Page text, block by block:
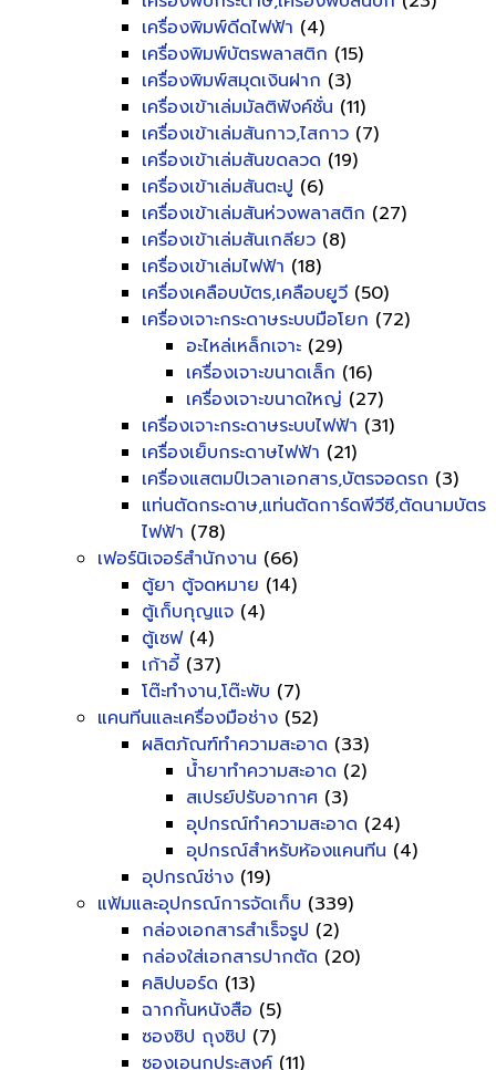
เครื่องพิมพ์ดีดไฟฟ้า (4)
เครื่องพิมพ์บัตรพลาสติก (15)
เครื่องพิมพ์สมุดเงินฝาก (3)
เครื่องเข้าเล่มมัลติฟังค์ชั่น (11)
เครื่องเข้าเล่มสันกาว,ไสกาว (7)
เครื่องเข้าเล่มสันขดลวด (19)
เครื่องเข้าเล่มสันตะปู (6)
เครื่องเข้าเล่มสันห่วงพลาสติก (27)
เครื่องเข้าเล่มสันเกลียว (8)
เครื่องเข้าเล่มไฟฟ้า (18)
เครื่องเคลือบบัตร,เคลือบยูวี (50)
เครื่องเจาะกระดาษระบบมือโยก (72)
อะไหล่เหล็กเจาะ (29)
เครื่องเจาะขนาดเล็ก (16)
เครื่องเจาะขนาดใหญ่ (27)
เครื่องเจาะกระดาษระบบไฟฟ้า (31)
เครื่องเย็บกระดาษไฟฟ้า (21)
เครื่องแสตมป์เวลาเอกสาร,บัตรจอดรถ (3)
แท่นตัดกระดาษ,แท่นตัดการ์ดพีวีซี,ตัดนามบัตร
ไฟฟ้า (78)
เฟอร์นิเจอร์สำนักงาน (66)
ตู้ยา ตู้จดหมาย (14)
ตู้เก็บกุญแจ (4)
ตู้เซฟ(4)
เก้าอี้ (37)
โต๊ะทำงาน,โต๊ะพับ (7)
แคนทีนและเครื่องมือช่าง (52)
ผลิตภัณฑ์ทำความสะอาด (33)
น้ำยาทำความสะอาด (2)
สเปรย์ปรับอากาศ (3)
อุปกรณ์ทำความสะอาด (24)
อุปกรณ์สำหรับห้องแคนทีน (4)
อุปกรณ์ช่าง (19)
แฟ้มและอุปกรณ์การจัดเก็บ (339)
กล่องเอกสารสำเร็จรูป (2)
กล่องใส่เอกสารปากตัด (20)
คลิปบอร์ด (13)
ฉากกั้นหนังสือ (5)
ซองซิป ถุงซิป (7)
ซองเอนกประสงค์ (11)